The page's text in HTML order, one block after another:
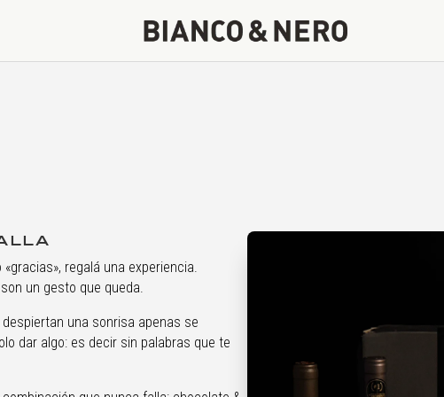
regalá una experiencia.
un gesto que queda.
una sonrisa apenas se
dar algo: es decir sin palabras que te